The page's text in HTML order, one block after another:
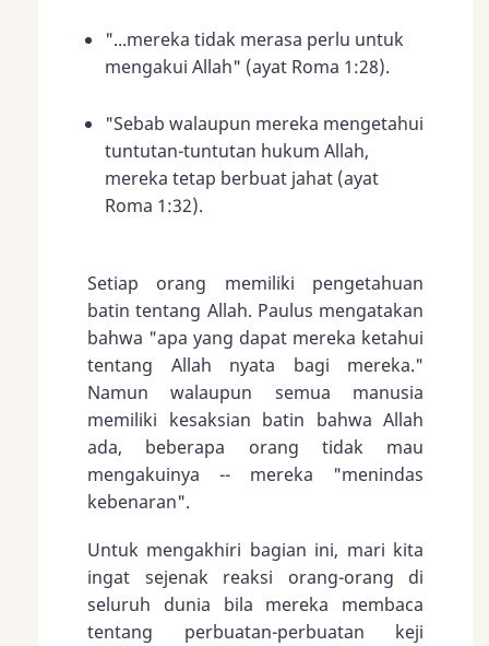
"...mereka tidak merasa perlu untuk
mengakui Allah" (ayat Roma 1:28).
"Sebab walaupun mereka mengetahui
tuntutan-tuntutan hukum Allah,
mereka tetap berbuat jahat (ayat
Roma 1:32).
Setiap orang memiliki pengetahuan
batin tentang Allah. Paulus mengatakan
bahwa "apa yang dapat mereka ketahui
tentang Allah nyata bagi mereka."
Namun walaupun semua manusia
memiliki kesaksian batin bahwa Allah
ada, beberapa orang tidak mau
mengakuinya -- mereka "menindas
kebenaran".
Untuk mengakhiri bagian ini, mari kita
ingat sejenak reaksi orang-orang di
seluruh dunia bila mereka membaca
tentang perbuatan-perbuatan keji